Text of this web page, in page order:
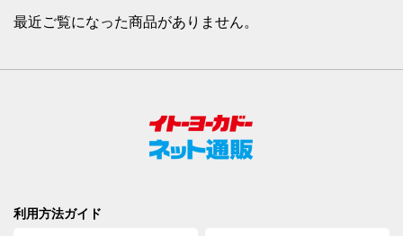
最近ご覧になった商品がありません。
利用方法ガイド